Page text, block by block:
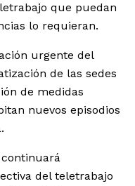
que puedan
lo requieran.
urgente del
de las sedes
de medidas
nuevos episodios
del teletrabajo